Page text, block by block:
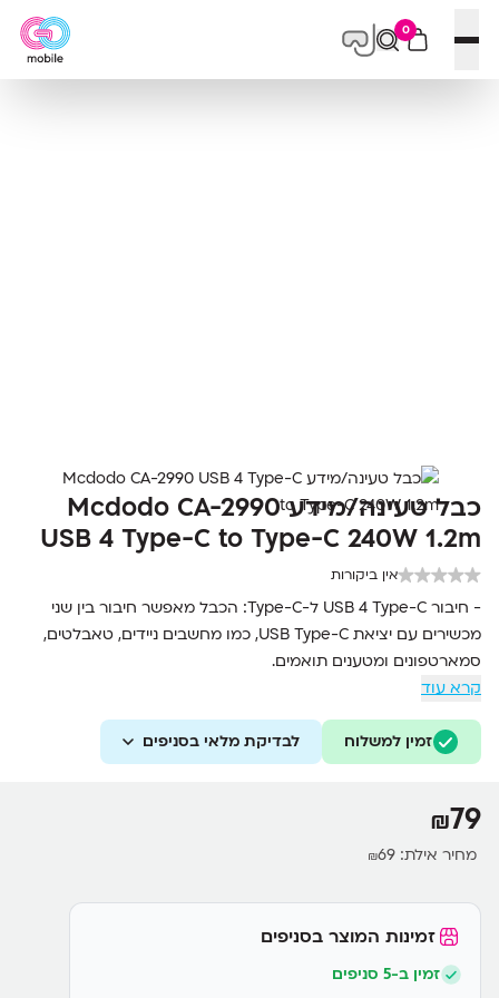
פתח תפריט
0
כבל טעינה/מידע Mcdodo CA-2990
USB 4 Type-C to Type-C 240W 1.2m
אין ביקורות
- חיבור USB 4 Type-C ל-Type-C: הכבל מאפשר חיבור בין שני
מכשירים עם יציאת USB Type-C, כמו מחשבים ניידים, טאבלטים,
סמארטפונים ומטענים תואמים.
המתקדמים של Thunderbolt 3/4 להעברת נתונים מהירה במיוחד
וקישוריות מגוונת, לצד תמיכה ב-USB 3.1 להעברת נתונים במהירות
גבוהה.
240W, המאפשר טעינה מהירה ויעילה.
- העברת נתונים מהירה: הכבל מאפשר העברת נתונים במהירות
מכשירים.
- אורך 1.2 מטר: מספק אורך נוח לשימוש יומיומי וטעינה, ומאפשר
- חומרים איכותיים: עשוי מחומרים עמידים וקשיחים המבטיחים
קרא עוד
זמין למשלוח לבדיקת מלאי בסניפים
₪79
מחיר אילת: ₪69
זמינות המוצר בסניפים
זמין ב-5 סניפים